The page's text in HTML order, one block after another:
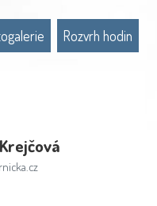
Rozvrh hodin